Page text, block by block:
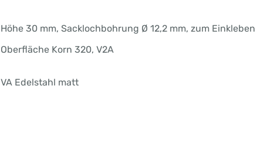
Höhe 30 mm, Sacklochbohrung Ø 12,2 mm, zum Einkleben
Oberfläche Korn 320, V2A
VA Edelstahl matt